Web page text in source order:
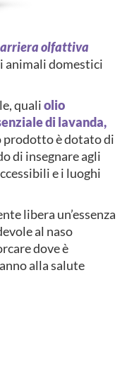
olfattiva
animali domestici
qualiolio
di lavanda,
prodotto è dotato di
di insegnare agli
e i luoghi
libera un’essenza
al naso
dove è
alla salute